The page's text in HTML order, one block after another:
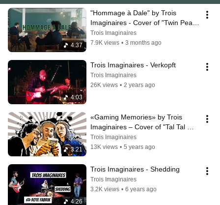
4:37
"Hommage à Dale" by Trois
Imaginaires - Cover of "Twin Peaks
Theme"
Trois Imaginaires
7.9K views • 3 months ago
4:03
Trois Imaginaires - Verkopft
Trois Imaginaires
26K views • 2 years ago
3:21
«Gaming Memories» by Trois
Imaginaires – Cover of "Tal Tal
Heights, The Legend of Zelda"
Trois Imaginaires
13K views • 5 years ago
4:26
Trois Imaginaires - Shedding
Trois Imaginaires
3.2K views • 6 years ago